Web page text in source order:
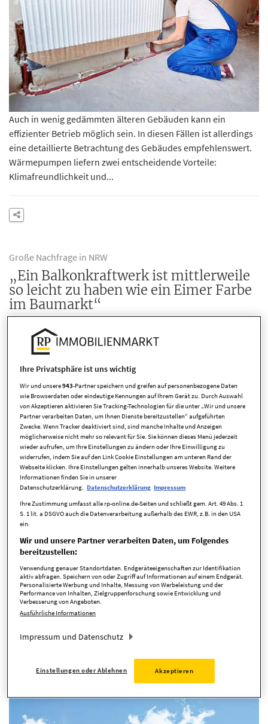
Auch in wenig gedämmten älteren Gebäuden kann ein
effizienter Betrieb möglich sein. In diesen Fällen ist allerdings
eine detaillierte Betrachtung des Gebäudes empfehlenswert.
Wärmepumpen liefern zwei entscheidende Vorteile:
Klimafreundlichkeit und...
Große Nachfrage in NRW
„Ein Balkonkraftwerk ist mittlerweile
so leicht zu haben wie ein Eimer Farbe
im Baumarkt“
Wer auf dem Balkon ein eigenes kleines Solargerät
anschließen will, bekommt in vielen Städten einen Zuschuss.
Die Mini-Kraftwerke für die Steckdose sind gefragt – genau wie
entsprechende Fördermittel...
Medienbericht
Millionen Haushalte könnten von
Mieterstrom profitieren
Ihre Privatsphäre ist uns wichtig
Wir und unsere943-Partner speichern und greifen auf personenbezogene Daten
wie Browserdaten oder eindeutige Kennungen auf Ihrem Gerät zu. Durch Auswahl
von Akzeptieren aktivieren Sie Tracking-Technologien für die unter „Wir und unsere
Partner verarbeiten Daten, um Ihnen Dienste bereitzustellen“ aufgeführten
Zwecke. Wenn Tracker deaktiviert sind, sind manche Inhalte und Anzeigen
möglicherweise nicht mehr so relevant für Sie. Sie können dieses Menü jederzeit
wieder aufrufen, um Ihre Einstellungen zu ändern oder Ihre Einwilligung zu
widerrufen, indem Sie auf den Link Cookie Einstellungen am unteren Rand der
Webseite klicken. Ihre Einstellungen gelten innerhalb unseres Website. Weitere
Informationen finden Sie in unserer
Datenschutzerklärung. Datenschutzerklärung Impressum
Ihre Zustimmung umfasst alle rp-online.de-Seiten und schließt gem. Art. 49 Abs. 1
S. 1 lit. a DSGVO auch die Datenverarbeitung außerhalb des EWR, z.B. in den USA
ein.
Wir und unsere Partner verarbeiten Daten, um Folgendes
bereitzustellen:
Verwendung genauer Standortdaten. Endgeräteeigenschaften zur Identifikation
aktiv abfragen. Speichern von oder Zugriff auf Informationen auf einem Endgerät.
Personalisierte Werbung und Inhalte, Messung von Werbeleistung und der
Performance von Inhalten, Zielgruppenforschung sowie Entwicklung und
Verbesserung von Angeboten.
Ausführliche Informationen
Impressum und Datenschutz
Einstellungen oder Ablehnen Akzeptieren